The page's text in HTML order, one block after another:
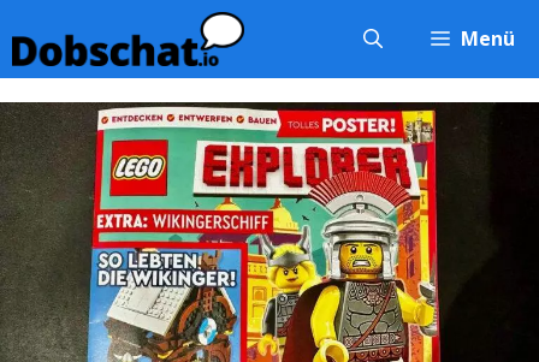
Inhalt
springen
Menü